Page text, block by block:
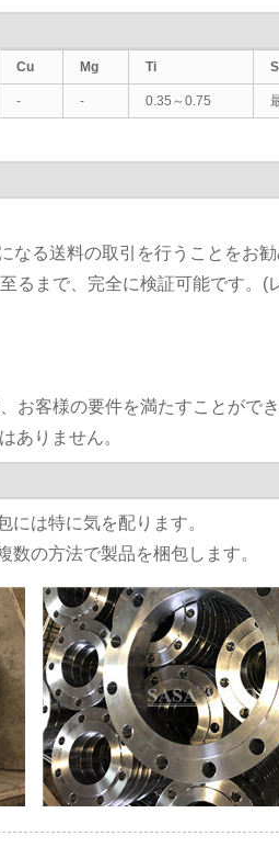
Cu Mg Ti S
- - 0.35～0.75
る送料の取引を行うことをお勧
るまで、完全に検証可能です。(
お客様の要件を満たすことがで
ありません。
は特に気を配ります。
の方法で製品を梱包します。